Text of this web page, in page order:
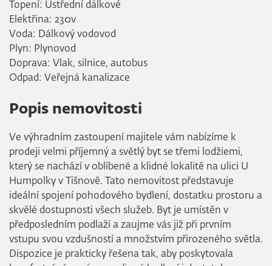
Topení: Ústřední dálkové
Elektřina: 230v
Voda: Dálkový vodovod
Plyn: Plynovod
Doprava: Vlak, silnice, autobus
Odpad: Veřejná kanalizace
Popis nemovitosti
Ve výhradním zastoupení majitele vám nabízíme k
prodeji velmi příjemný a světlý byt se třemi lodžiemi,
který se nachází v oblíbené a klidné lokalitě na ulici U
Humpolky v Tišnově. Tato nemovitost představuje
ideální spojení pohodového bydlení, dostatku prostoru a
skvělé dostupnosti všech služeb. Byt je umístěn v
předposledním podlaží a zaujme vás již při prvním
vstupu svou vzdušností a množstvím přirozeného světla.
Dispozice je prakticky řešena tak, aby poskytovala